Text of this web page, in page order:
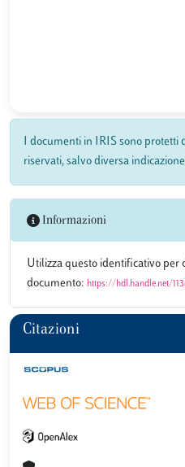
I documenti in IRIS sono protetti
riservati, salvo diversa
Informazioni
Utilizza questo identificativo per
documento: https://hdl.handle.net/
Citazioni